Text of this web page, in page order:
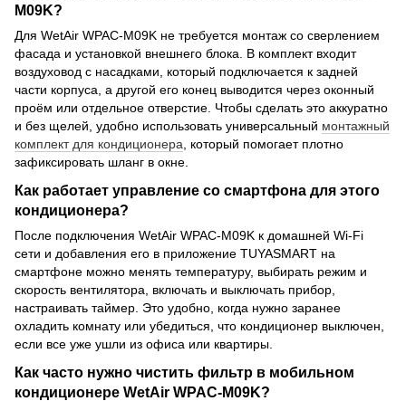
M09K?
Для WetAir WPAC-M09K не требуется монтаж со сверлением
фасада и установкой внешнего блока. В комплект входит
воздуховод с насадками, который подключается к задней
части корпуса, а другой его конец выводится через оконный
проём или отдельное отверстие. Чтобы сделать это аккуратно
и без щелей, удобно использовать универсальный монтажный
комплект для кондиционера , который помогает плотно
зафиксировать шланг в окне.
Как работает управление со смартфона для этого
кондиционера?
После подключения WetAir WPAC-M09K к домашней Wi-Fi
сети и добавления его в приложение TUYASMART на
смартфоне можно менять температуру, выбирать режим и
скорость вентилятора, включать и выключать прибор,
настраивать таймер. Это удобно, когда нужно заранее
охладить комнату или убедиться, что кондиционер выключен,
если все уже ушли из офиса или квартиры.
Как часто нужно чистить фильтр в мобильном
кондиционере WetAir WPAC-M09K?